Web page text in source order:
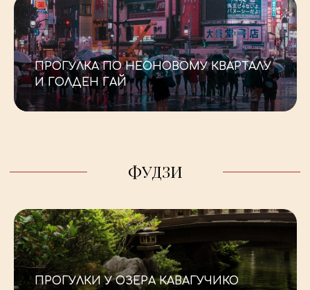
-
ПРОГУЛКА ПО НЕОНОВОМУ КВАРТАЛУ
И ГОЛДЕН ГАЙ
_
ПРОГУЛКИ У ОЗЕРА КАВАГУЧИКО
КИОТО